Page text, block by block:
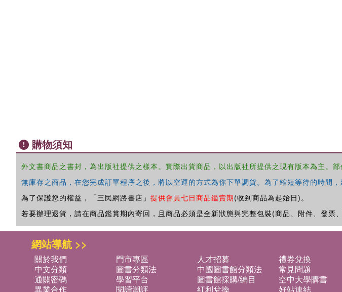
購物須知
外文書商品之書封，為出版社提供之樣本。實際出貨商品，以出版社所提供之現有版本為主。
無庫存之商品，在您完成訂單程序之後，將以空運的方式為你下單調貨。為了縮短等待的時間
為了保護您的權益，「三民網路書店」 提供會員七日商品鑑賞期(收到商品為起始日)。
若要辦理退貨，請在商品鑑賞期內寄回，且商品必須是全新狀態與完整包裝(商品、附件、發票
網站導航 >>
關於我們 門市專區 人才招募 禮券兌換
中文分類
圖書分類法 中國圖書館分類法 常見問題
通關密碼
學習平台 圖書館採購/編目 空中大學購書
異業合作
閱讀潮評 紅利兌換 好站連結